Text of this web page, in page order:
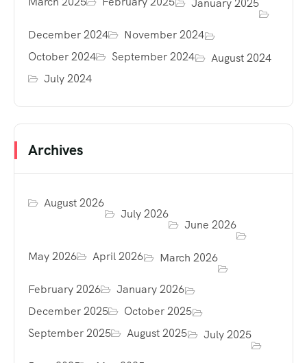
January 2025
December 2024
November 2024
October 2024
September 2024
August 2024
July 2024
Archives
August 2026
July 2026
June 2026
May 2026 April 2026 March 2026
February 2026
January 2026
December 2025
October 2025
September 2025
August 2025 July 2025